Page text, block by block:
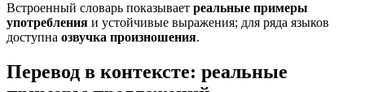
Встроенный словарь показывает реальные примеры
употребления и устойчивые выражения; для ряда языков
доступна озвучка произношения.
Перевод в контексте: реальные